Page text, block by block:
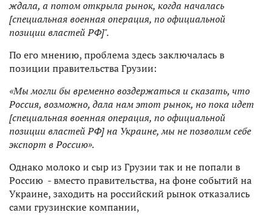
ждала, а потом открыла рынок, когда началась
[специальная военная операция, по официальной
позиции властей РФ]".
По его мнению, проблема здесь заключалась в
позиции правительства Грузии:
«Мы могли бы временно воздержаться и сказать, что
Россия, возможно, дала нам этот рынок, но пока идет
[специальная военная операция, по официальной
позиции властей РФ] на Украине, мы не позволим себе
экспорт в Россию».
Однако молоко и сыр из Грузии так и не попали в
Россию - вместо правительства, на фоне событий на
Украине, заходить на российский рынок отказались
сами грузинские компании,